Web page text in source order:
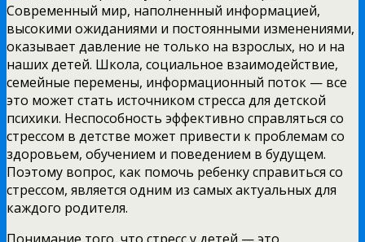
Современный мир, наполненный информацией,
высокими ожиданиями и постоянными изменениями,
оказывает давление не только на взрослых, но и на
наших детей. Школа, социальное взаимодействие,
семейные перемены, информационный поток — все
это может стать источником стресса для детской
психики. Неспособность эффективно справляться со
стрессом в детстве может привести к проблемам со
здоровьем, обучением и поведением в будущем.
Поэтому вопрос, как помочь ребенку справиться со
стрессом, является одним из самых актуальных для
каждого родителя.